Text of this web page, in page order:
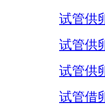
试管供
试管供
试管供
试管借